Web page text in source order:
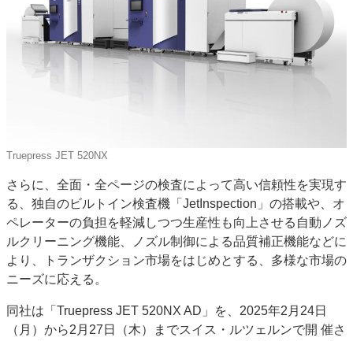
会社案内
購読・購入申し込み
サイトポリシー
お問い合わせ
Truepress JET 520NX
さらに、全面・全ページの検査によって高い信頼性を実現す
る、独自のビルトイン検査機「JetInspection」の搭載や、オ
ペレーターの負担を軽減しつつ生産性も向上させる自動ノズ
ルクリーニング機能、ノズル制御による品質補正機能などに
より、トランザクション市場をはじめとする、多様な市場の
ニーズに応える。
同社は「Truepress JET 520NX AD」を、2025年2月24日
（月）から2月27日（木）までスイス・ルツェルンで開 催さ